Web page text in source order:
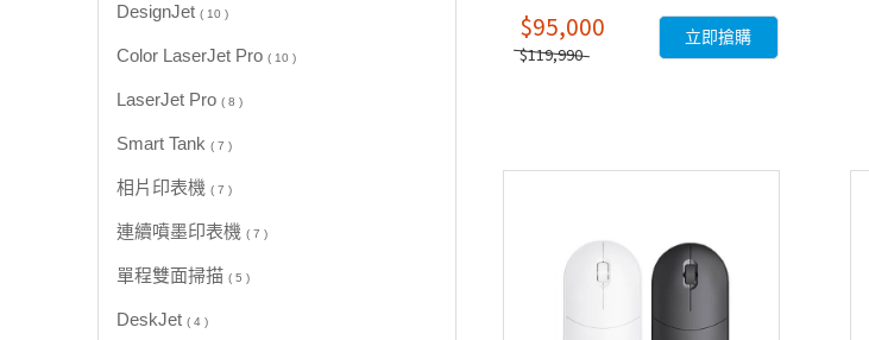
DesignJet ( 10 )
Color LaserJet Pro ( 10 )
LaserJet Pro ( 8 )
Smart Tank ( 7 )
相片印表機 ( 7 )
連續噴墨印表機 ( 7 )
單程雙面掃描 ( 5 )
DeskJet ( 4 )
$95,000
$119,990
立即搶購